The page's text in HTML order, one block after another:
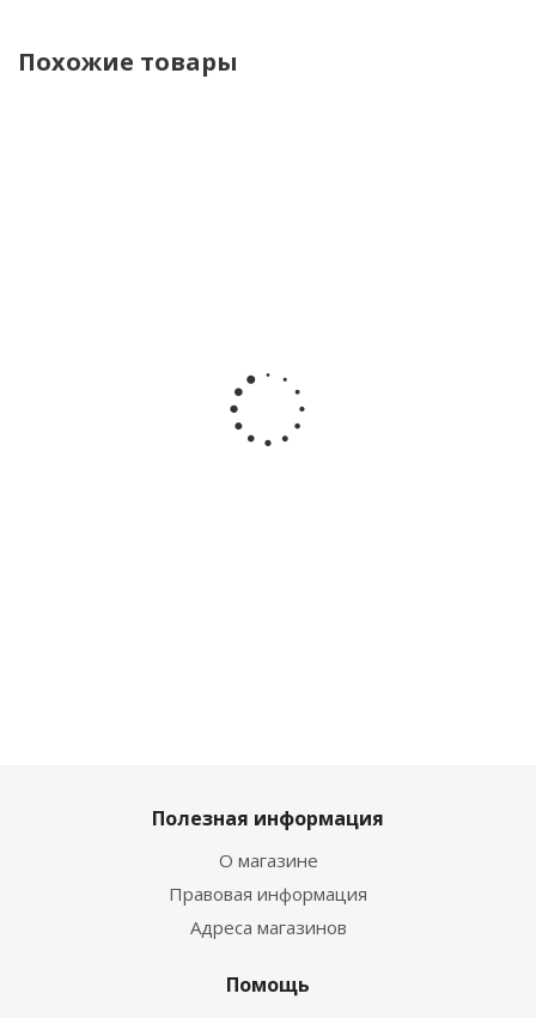
Похожие товары
детская с
универсальным
маятником
Антел Мэри-2
Полезная информация
О магазине
Правовая информация
Адреса магазинов
Помощь